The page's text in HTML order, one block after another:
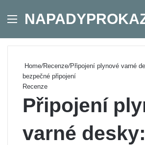
Menu
Home/Recenze/Připojení plynové varné
bezpečné připojení
Recenze
Připojení
varné desky: